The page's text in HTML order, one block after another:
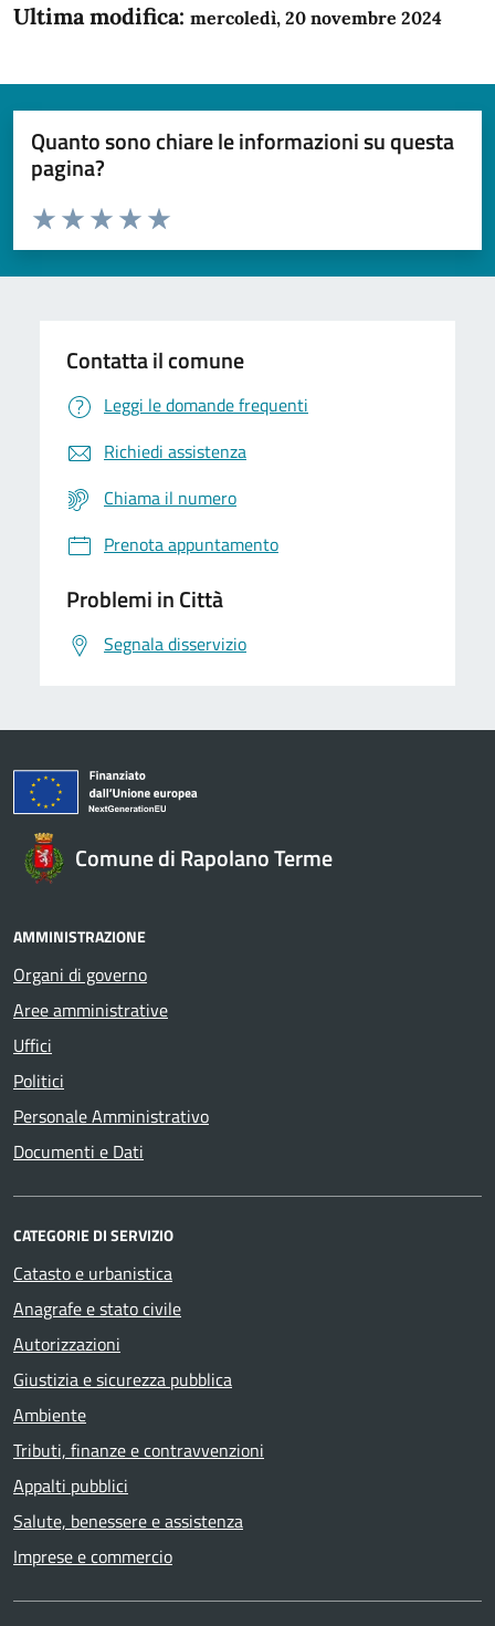
Ultima modifica: mercoledì, 20 novembre 2024
Quanto sono chiare le informazioni su questa
pagina?
Domanda
Valuta da 1 a 5 stelle la pagina
Valuta 5 stelle su 5
Valuta 4 stelle su 5
Valuta 3 stelle su 5
Valuta 2 stelle su 5
Valuta 1 stelle su 5
Contatta il comune
Leggi le domande frequenti
Richiedi assistenza
Chiama il numero
Prenota appuntamento
Problemi in Città
Segnala disservizio
Comune di Rapolano Terme
AMMINISTRAZIONE
Organi di governo
Aree amministrative
Uffici
Politici
Personale Amministrativo
Documenti e Dati
CATEGORIE DI SERVIZIO
Catasto e urbanistica
Anagrafe e stato civile
Autorizzazioni
Giustizia e sicurezza pubblica
Ambiente
Tributi, finanze e contravvenzioni
Appalti pubblici
Salute, benessere e assistenza
Imprese e commercio